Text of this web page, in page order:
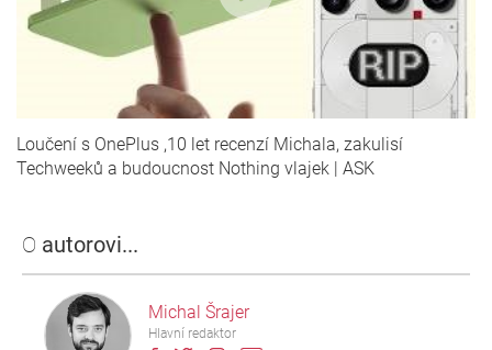
O autorovi...
Michal Šrajer
Hlavní redaktor
Loučení s OnePlus ,10 let recenzí Michala, zakulisí
Techweeků a budoucnost Nothing vlajek | ASK